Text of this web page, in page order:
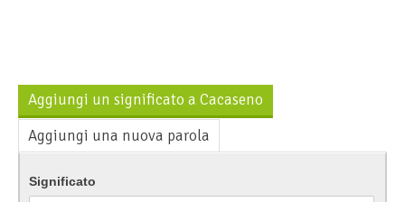
Aggiungi un significato a Cacaseno
Aggiungi una nuova parola
Significato